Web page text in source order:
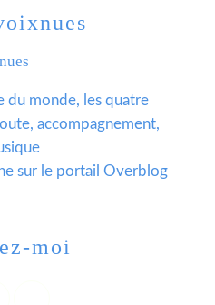
du monde, les quatre
accompagnement,
sur le portail Overblog
moi